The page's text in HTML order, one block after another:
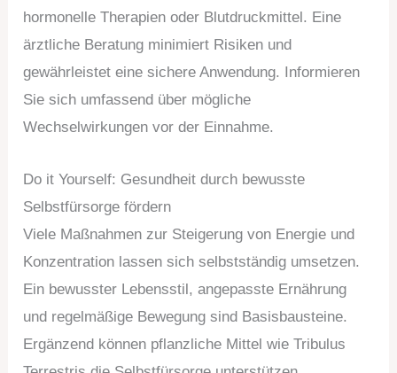
hormonelle Therapien oder Blutdruckmittel. Eine
ärztliche Beratung minimiert Risiken und
gewährleistet eine sichere Anwendung. Informieren
Sie sich umfassend über mögliche
Wechselwirkungen vor der Einnahme.
Do it Yourself: Gesundheit durch bewusste
Selbstfürsorge fördern
Viele Maßnahmen zur Steigerung von Energie und
Konzentration lassen sich selbstständig umsetzen.
Ein bewusster Lebensstil, angepasste Ernährung
und regelmäßige Bewegung sind Basisbausteine.
Ergänzend können pflanzliche Mittel wie Tribulus